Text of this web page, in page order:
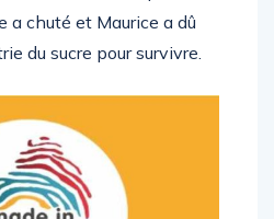
a chuté et Maurice a dû
du sucre pour survivre.